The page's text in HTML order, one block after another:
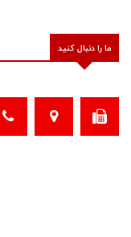
ما را دنبال کنید